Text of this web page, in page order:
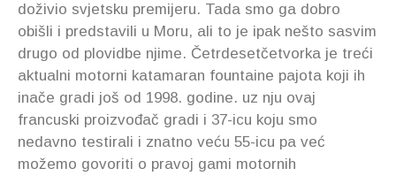
doživio svjetsku premijeru. Tada smo ga dobro
obišli i predstavili u Moru, ali to je ipak nešto sasvim
drugo od plovidbe njime. Četrdesetčetvorka je treći
aktualni motorni katamaran fountaine pajota koji ih
inače gradi još od 1998. godine. uz nju ovaj
francuski proizvođač gradi i 37-icu koju smo
nedavno testirali i znatno veću 55-icu pa već
možemo govoriti o pravoj gami motornih